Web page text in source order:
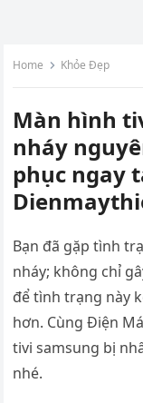
Home Khỏe Đẹp
Màn hình
nháy
phục ngay
Bạn đã gặp tình
nháy; không chỉ
để tình trạng này
hơn. Cùng Điện
tivi samsung bị
nhé.